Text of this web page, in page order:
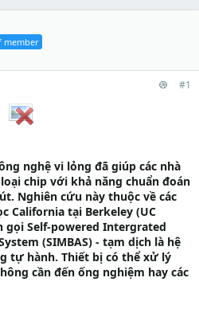
member
#1
nghệ vi lỏng đã giúp các nhà
chip với khả năng chuẩn đoán
Nghiên cứu này thuộc về các
California tại Berkeley (UC
gọi Self-powered Intergrated
(SIMBAS) - tạm dịch là hệ
tự hành. Thiết bị có thể xử lý
cần đến ống nghiệm hay các